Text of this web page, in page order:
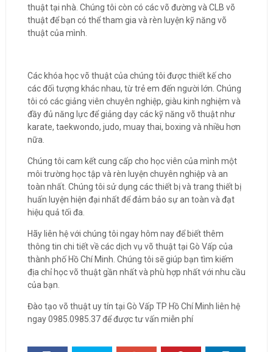
thuật tại nhà. Chúng tôi còn có các võ đường và CLB võ
thuật để bạn có thể tham gia và rèn luyện kỹ năng võ
thuật của mình.
Các khóa học võ thuật của chúng tôi được thiết kế cho
các đối tượng khác nhau, từ trẻ em đến người lớn. Chúng
tôi có các giảng viên chuyên nghiệp, giàu kinh nghiệm và
đầy đủ năng lực để giảng dạy các kỹ năng võ thuật như
karate, taekwondo, judo, muay thai, boxing và nhiều hơn
nữa.
Chúng tôi cam kết cung cấp cho học viên của mình một
môi trường học tập và rèn luyện chuyên nghiệp và an
toàn nhất. Chúng tôi sử dụng các thiết bị và trang thiết bị
huấn luyện hiện đại nhất để đảm bảo sự an toàn và đạt
hiệu quả tối đa.
Hãy liên hệ với chúng tôi ngay hôm nay để biết thêm
thông tin chi tiết về các dịch vụ võ thuật tại Gò Vấp của
thành phố Hồ Chí Minh. Chúng tôi sẽ giúp bạn tìm kiếm
địa chỉ học võ thuật gần nhất và phù hợp nhất với nhu cầu
của bạn.
Đào tạo võ thuật uy tín tại Gò Vấp TP Hồ Chí Minh liên hệ
ngay 0985.0985.37 để được tư vấn miễn phí